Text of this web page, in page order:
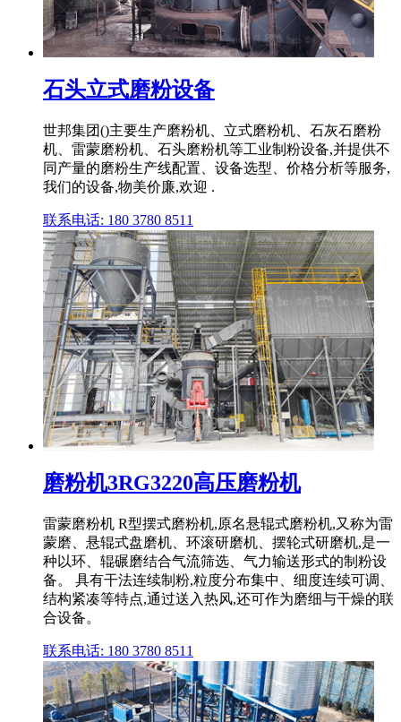
石头立式磨粉设备
世邦集团()主要生产磨粉机、立式磨粉机、石灰石磨粉
机、雷蒙磨粉机、石头磨粉机等工业制粉设备,并提供不
同产量的磨粉生产线配置、设备选型、价格分析等服务,
我们的设备,物美价廉,欢迎 .
联系电话: 180 3780 8511
磨粉机3RG3220高压磨粉机
雷蒙磨粉机 R型摆式磨粉机,原名悬辊式磨粉机,又称为雷
蒙磨、悬辊式盘磨机、环滚研磨机、摆轮式研磨机,是一
种以环、辊碾磨结合气流筛选、气力输送形式的制粉设
备。 具有干法连续制粉,粒度分布集中、细度连续可调、
结构紧凑等特点,通过送入热风,还可作为磨细与干燥的联
合设备。
联系电话: 180 3780 8511